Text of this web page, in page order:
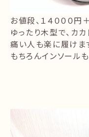
お値段、１４０００円
ゆったり木型で、カ
痛い人も楽に履けま
もちろんインソール